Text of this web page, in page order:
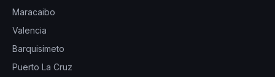
Maracaibo
Valencia
Barquisimeto
Puerto La Cruz